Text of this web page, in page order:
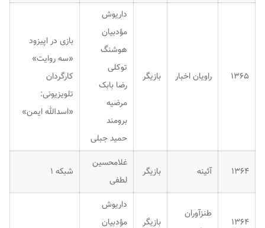
۱۳۶۵ راویان اخبار بازیگر
داریوش
مؤدبیان
هوشنگ
توکلی
رضا بابک
مرضیه
برومند
حمید جبلی
بازی در اپیزود
«سه روایت»
کارگردان
تلویزیونی:
«اسدالله ایمن»
۱۳۶۴ آئینه بازیگر
غلامحسین
لطفی
شبکه ۱
۱۳۶۴
طنزآوران
بازیگر
داریوش
مؤدبیان